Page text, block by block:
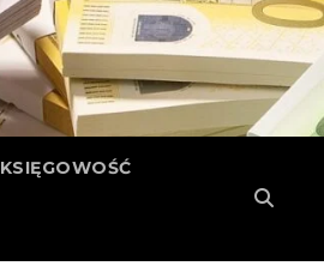
KSIĘGOWOŚĆ